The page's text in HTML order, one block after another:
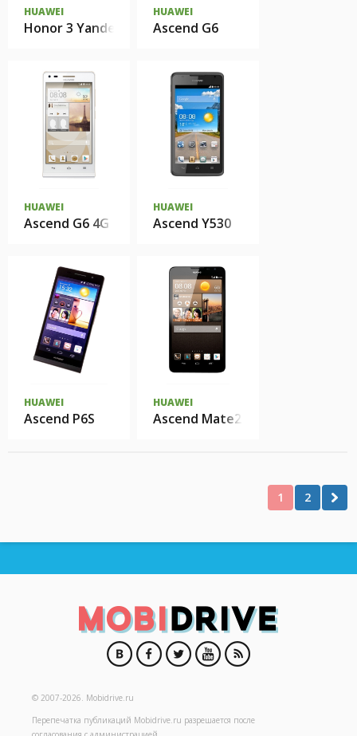
HUAWEI
Honor 3 Yandex
HUAWEI
Ascend G6
HUAWEI
Ascend G6 4G
HUAWEI
Ascend Y530
HUAWEI
Ascend P6S
HUAWEI
Ascend Mate2 4G
1 2
© 2007-2026. Mobidrive.ru
Перепечатка публикаций Mobidrive.ru разрешается после